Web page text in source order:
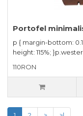
Portofel
p { margin-bottom:
height: 115%;
110RON